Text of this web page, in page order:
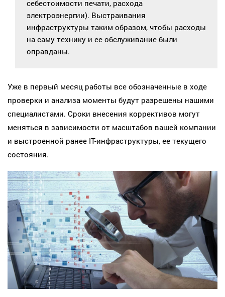
себестоимости печати, расхода
электроэнергии). Выстраивания
инфраструктуры таким образом, чтобы расходы
на саму технику и ее обслуживание были
оправданы.
Уже в первый месяц работы все обозначенные в ходе
проверки и анализа моменты будут разрешены нашими
специалистами. Сроки внесения коррективов могут
меняться в зависимости от масштабов вашей компании
и выстроенной ранее IT-инфраструктуры, ее текущего
состояния.